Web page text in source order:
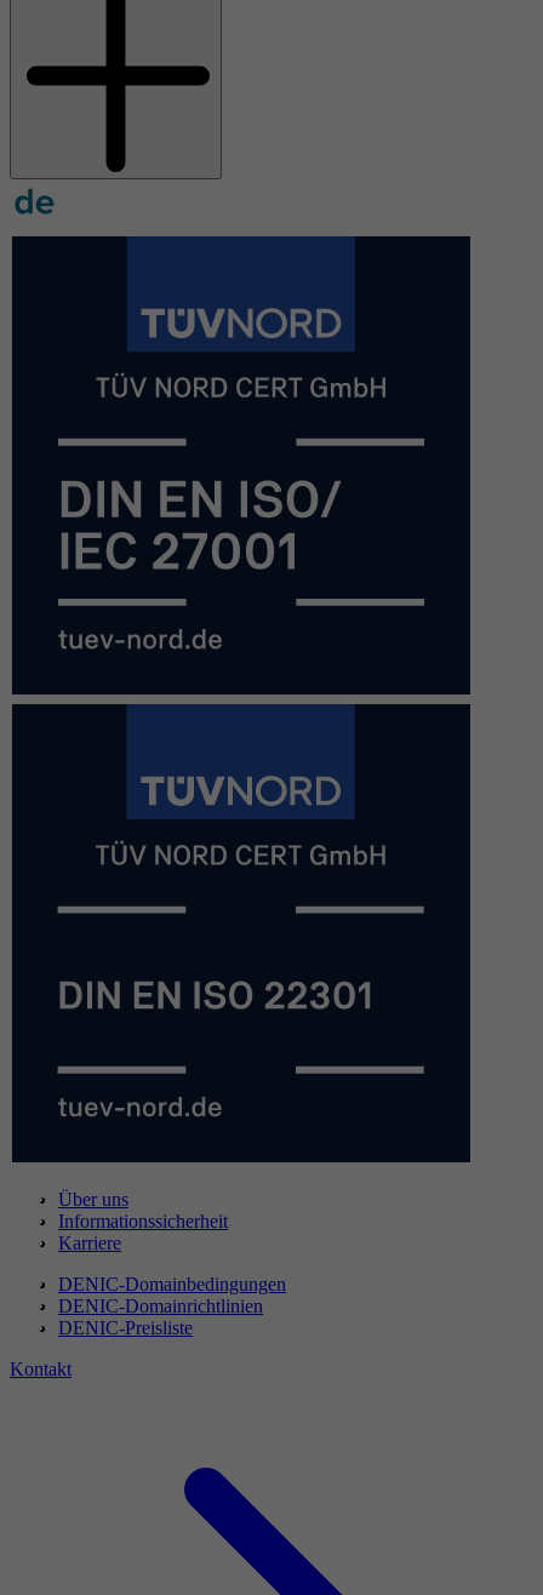
Über uns
Informationssicherheit
Karriere
DENIC-Domainbedingungen
DENIC-Domainrichtlinien
DENIC-Preisliste
Kontakt